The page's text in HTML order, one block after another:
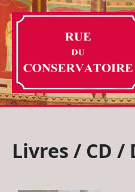
Livres / CD /